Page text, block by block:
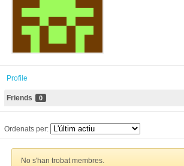
Profile
Friends 0
Ordenats per:
No s'han trobat membres.